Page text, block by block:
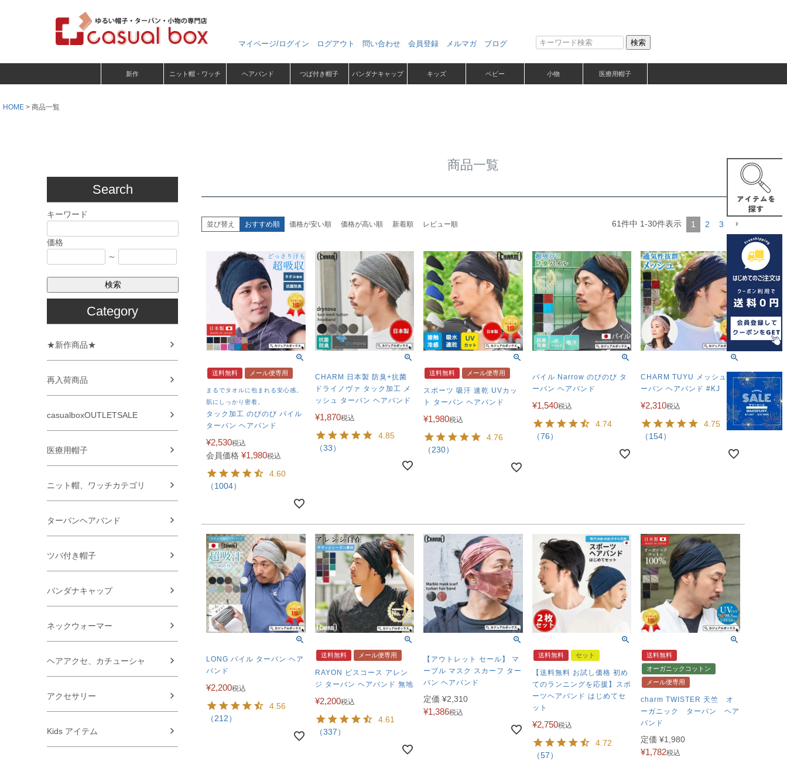
マイページ/ログイン ログアウト 問い合わせ 会員登録 メルマガ ブログ 検索
新作 ニット帽・ワッチ ヘアバンド つば付き帽子 バンダナキャップ キッズ ベビー 小物 医療用帽子
HOME 商品一覧
Search
キーワード
価格
～
検索
Category
★新作商品★
再入荷商品
casualboxOUTLETSALE
医療用帽子
ニット帽、ワッチカテゴリ
ターバンヘアバンド
ツバ付き帽子
バンダナキャップ
ネックウォーマー
ヘアアクセ、カチューシャ
アクセサリー
Kids アイテム
商品一覧
並び替え おすすめ順 価格が安い順 価格が高い順 新着順 レビュー順 61件中 1-30件表示 1 2 3
送料無料 メール便専用
まるでタオルに包まれる安心感。
肌にしっかり密着。
タック加工 のびのび パイル
ターバン ヘアバンド
¥2,530税込
会員価格 ¥1,980税込
4.60
（1004）
CHARM 日本製 防臭+抗菌
ドライノヴァ タック加工 メ
ッシュ ターバン ヘアバンド
¥1,870税込
4.85
（33）
送料無料 メール便専用
スポーツ 吸汗 速乾 UVカッ
ト ターバン ヘアバンド
¥1,980税込
4.76
（230）
パイル Narrow のびのび タ
ーバン ヘアバンド
¥1,540税込
4.74
（76）
CHARM TUYU メッシュ タ
ーバン ヘアバンド #KJ
¥2,310税込
4.75
（154）
LONG パイル ターバン ヘア
バンド
¥2,200税込
4.56
（212）
送料無料 メール便専用
RAYON ビスコース アレン
ジ ターバン ヘアバンド 無地
¥2,200税込
4.61
（337）
【アウトレット セール】 マ
ーブル マスク スカーフ ター
バン ヘアバンド
定価 ¥2,310
¥1,386税込
送料無料 セット
【送料無料 お試し価格 初め
てのランニングを応援】スポ
ーツヘアバンド はじめてセ
ット
¥2,750税込
4.72
（57）
送料無料
オーガニックコットン
メール便専用
charm TWISTER 天竺 オ
ーガニック ターバン ヘア
バンド
定価 ¥1,980
¥1,782税込